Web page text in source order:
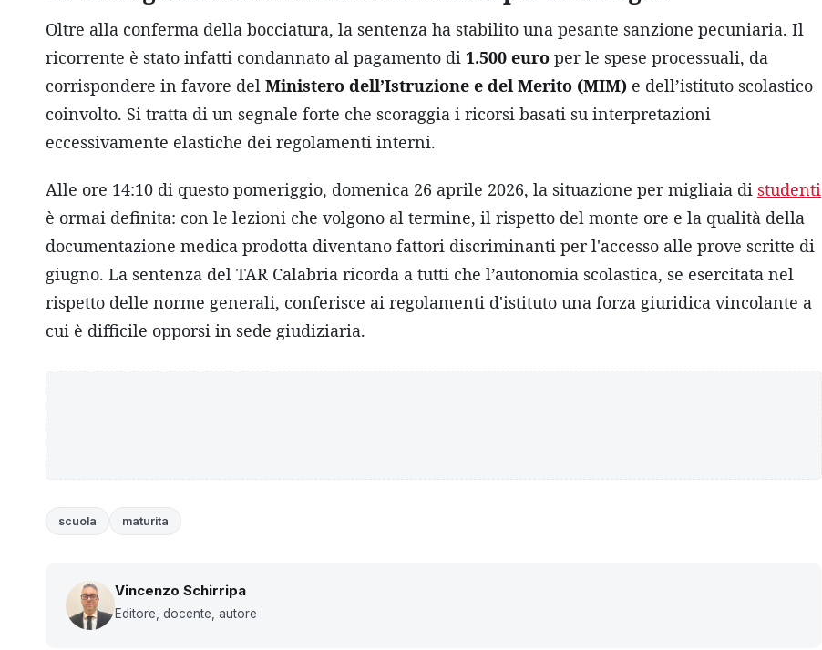
Oltre alla conferma della bocciatura, la sentenza ha stabilito una pesante sanzione pecuniaria. Il
ricorrente è stato infatti condannato al pagamento di 1.500 euro per le spese processuali, da
corrispondere in favore del Ministero dell’Istruzione e del Merito (MIM) e dell’istituto scolastico
coinvolto. Si tratta di un segnale forte che scoraggia i ricorsi basati su interpretazioni
eccessivamente elastiche dei regolamenti interni.
Alle ore 14:10 di questo pomeriggio, domenica 26 aprile 2026, la situazione per migliaia di studenti
è ormai definita: con le lezioni che volgono al termine, il rispetto del monte ore e la qualità della
documentazione medica prodotta diventano fattori discriminanti per l'accesso alle prove scritte di
giugno. La sentenza del TAR Calabria ricorda a tutti che l’autonomia scolastica, se esercitata nel
rispetto delle norme generali, conferisce ai regolamenti d'istituto una forza giuridica vincolante a
cui è difficile opporsi in sede giudiziaria.
scuola maturita
Vincenzo Schirripa
Editore, docente, autore